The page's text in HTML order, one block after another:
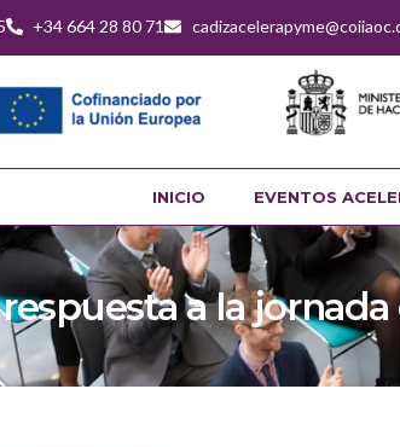
+34 664 28 80 71
INICIO EVENTOS
a la